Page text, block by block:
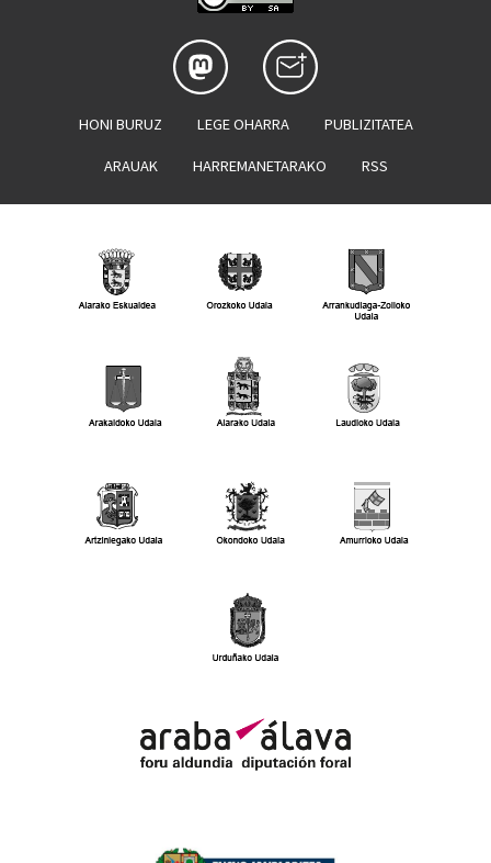
HONI BURUZ LEGE OHARRA PUBLIZITATEA
ARAUAK HARREMANETARAKO RSS